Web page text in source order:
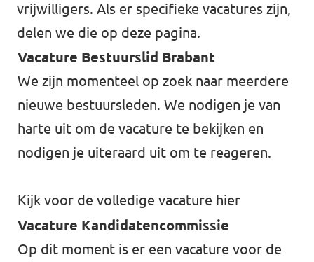
vrijwilligers. Als er specifieke vacatures zijn,
delen we die op deze pagina.
Vacature Bestuurslid Brabant
We zijn momenteel op zoek naar meerdere
nieuwe bestuursleden. We nodigen je van
harte uit om de vacature te bekijken en
nodigen je uiteraard uit om te reageren.
Kijk voor de volledige vacature hier
Vacature Kandidatencommissie
Op dit moment is er een vacature voor de